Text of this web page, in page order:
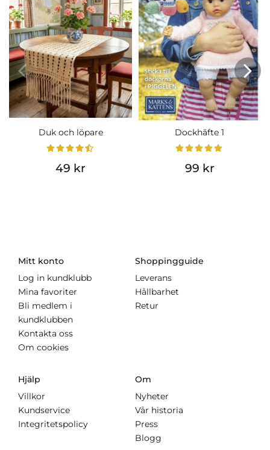
Duk och löpare
49 kr
Dockhäfte 1
99 kr
Mitt konto
Log in kundklubb
Mina favoriter
Bli medlem i
kundklubben
Kontakta oss
Om cookies
Shoppingguide
Leverans
Hållbarhet
Retur
Hjälp
Villkor
Kundservice
Integritetspolicy
Om
Nyheter
Vår historia
Press
Blogg